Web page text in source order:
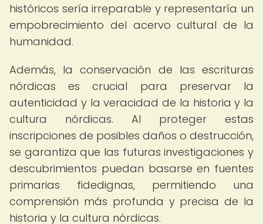
históricos sería irreparable y representaría un
empobrecimiento del acervo cultural de la
humanidad.
Además, la conservación de las escrituras
nórdicas es crucial para preservar la
autenticidad y la veracidad de la historia y la
cultura nórdicas. Al proteger estas
inscripciones de posibles daños o destrucción,
se garantiza que las futuras investigaciones y
descubrimientos puedan basarse en fuentes
primarias fidedignas, permitiendo una
comprensión más profunda y precisa de la
historia y la cultura nórdicas.